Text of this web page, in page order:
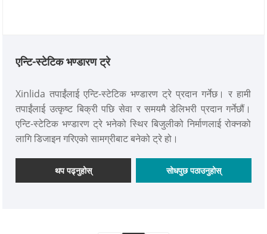
एन्टि-स्टेटिक भण्डारण ट्रे
Xinlida तपाईंलाई एन्टि-स्टेटिक भण्डारण ट्रे प्रदान गर्नेछ। र हामी
तपाईंलाई उत्कृष्ट बिक्री पछि सेवा र समयमै डेलिभरी प्रदान गर्नेछौं।
एन्टि-स्टेटिक भण्डारण ट्रे भनेको स्थिर बिजुलीको निर्माणलाई रोक्नको
लागि डिजाइन गरिएको सामग्रीबाट बनेको ट्रे हो।
थप पढ्नुहोस् सोधपुछ पठाउनुहोस्